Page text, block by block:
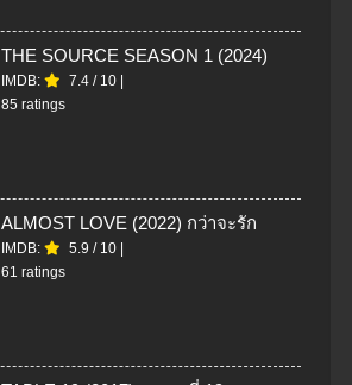
THE SOURCE SEASON 1 (2024)
IMDB: 7.4 / 10
85 ratings
ALMOST LOVE (2022) กว่าจะรัก
IMDB: 5.9 / 10
61 ratings